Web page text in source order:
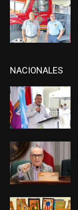
NACIONALES